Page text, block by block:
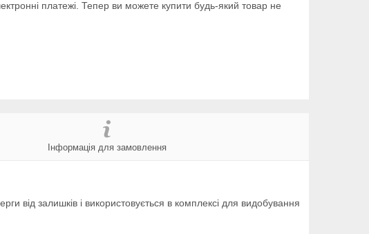
платежі. Тепер ви можете купити будь-який товар не
Інформація для замовлення
від залишків і використовується в комплексі для видобування